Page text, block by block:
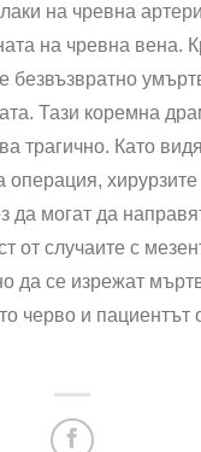
на чревна
на чревна вена.
безвъзвратно
Тази коремна
трагично. Като
операция,
да могат да
от случаите с
да се изрежат
черво и пациентът